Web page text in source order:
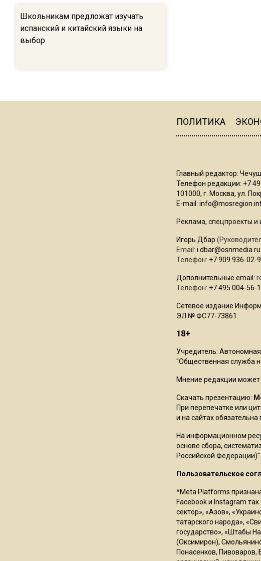
Школьникам предложат изучать
испанский и китайский языки на
выбор
ПОЛИТИКА
Главный редактор:
Телефон редакции: +7
101000, г. Москва, ул.
E-mail:
Реклама, спецпроекты и
Игорь Дбар
Email: i.dbar@osnmedia.ru
Телефон: +7 909 936-02-
Дополнительные email:
Телефон: +7 495 004-56-
Сетевое издание
ЭЛ № ФС77-73861.
18+
Учредитель:
"Общественная служба
Мнение редакции может
Скачать презентацию:
При перепечатке или
и на сайтах
На информационном
основе сбора,
Российской Федерации)".
Пользовательское
*Meta Platforms
Facebook и Instagram
сектор», «Азов»,
татарского народа»,
государство», «Штабы
(Оксимирон),
Понасенков, Пивоваров,